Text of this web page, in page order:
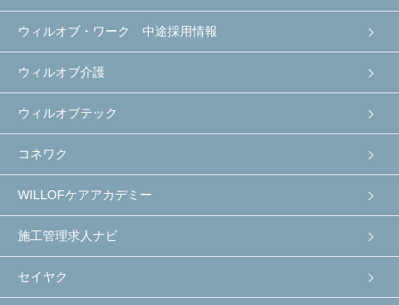
ウィルオブ・ワーク 中途採用情報
ウィルオブ介護
ウィルオブテック
コネワク
WILLOFケアアカデミー
施工管理求人ナビ
セイヤク